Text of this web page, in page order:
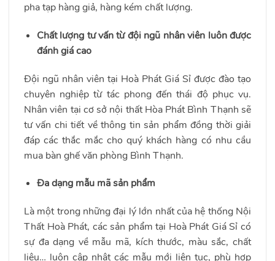
pha tạp hàng giả, hàng kém chất lượng.
Chất lượng tư vấn từ đội ngũ nhân viên luôn được
đánh giá cao
Đội ngũ nhân viên tại Hoà Phát Giá Sỉ được đào tạo
chuyên nghiệp từ tác phong đến thái độ phục vụ.
Nhân viên tại cơ sở nội thất Hòa Phát Bình Thạnh sẽ
tư vấn chi tiết về thông tin sản phẩm đồng thời giải
đáp các thắc mắc cho quý khách hàng có nhu cầu
mua bàn ghế văn phòng Bình Thạnh.
Đa dạng mẫu mã sản phẩm
Là một trong những đại lý lớn nhất của hệ thống Nội
Thất Hoà Phát, các sản phẩm tại Hoà Phát Giá Sỉ có
sự đa dạng về mẫu mã, kích thước, màu sắc, chất
liệu… luôn cập nhật các mẫu mới liên tục, phù hợp